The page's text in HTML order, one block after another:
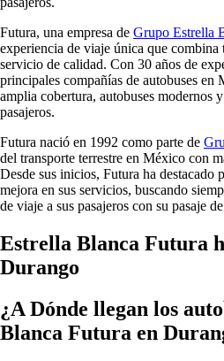
Futura, una empresa de Grupo Estrella
experiencia de viaje única que
servicio de calidad. Con 30 años de
principales compañías de autobuses en
amplia cobertura, autobuses modernos
pasajeros.
Futura nació en 1992 como parte de
del transporte terrestre en México con
Desde sus inicios, Futura ha destacado
mejora en sus servicios, buscando
de viaje a sus pasajeros con su pasaje
Estrella Blanca Futura
Durango
¿A Dónde llegan los
Blanca Futura en